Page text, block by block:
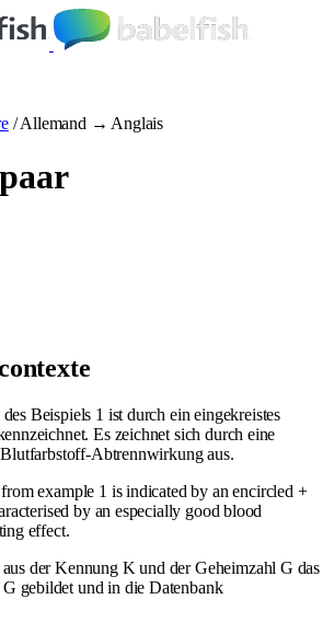
/ Allemand → Anglais
des Beispiels 1 ist durch ein eingekreistes
Es zeichnet sich durch eine
Blutfarbstoff-Abtrennwirkung aus.
from example 1 is indicated by an encircled +
by an especially good blood
effect.
der Kennung K und der Geheimzahl G das
gebildet und in die Datenbank